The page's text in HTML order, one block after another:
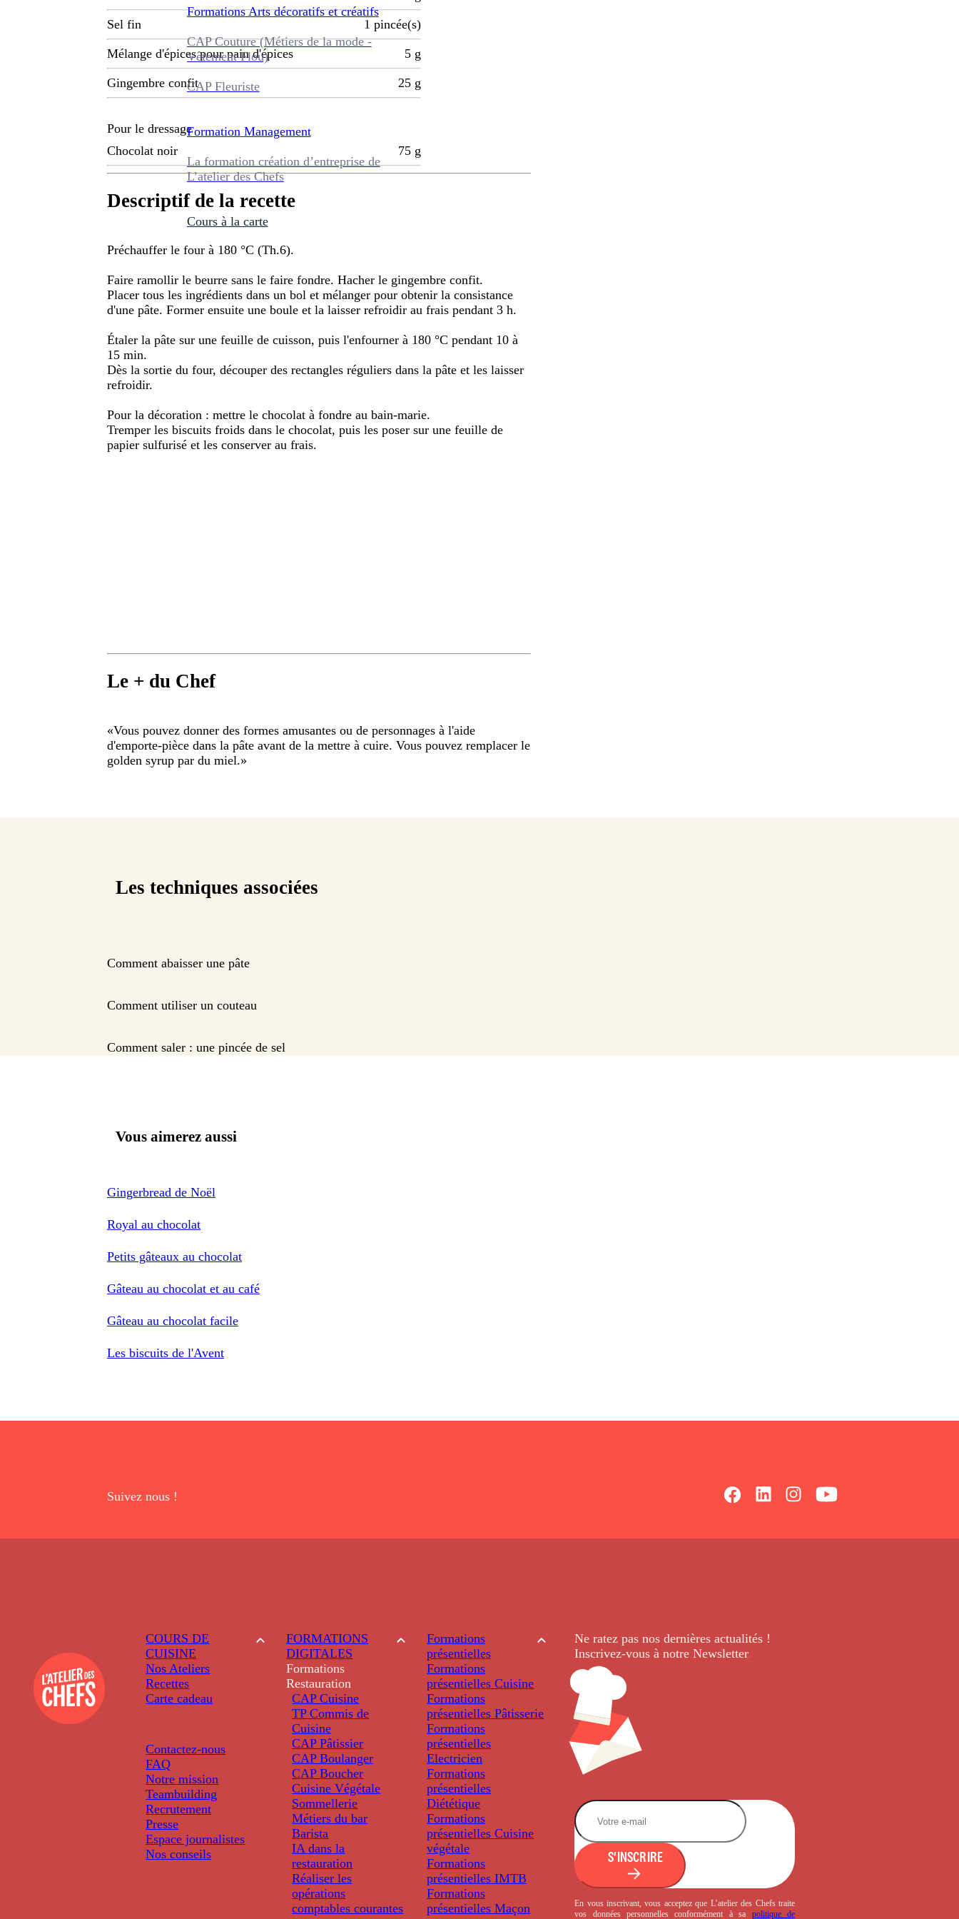
Formations Arts décoratifs et créatifs
CAP Couture (Métiers de la mode -
Vêtement Flou)
CAP Fleuriste
Formation Management
La formation création d’entreprise de
L’atelier des Chefs
Cours à la carte
Sel fin 1 pincée(s)
Mélange d'épices pour pain d'épices 5 g
Gingembre confit 25 g
Pour le dressage
Chocolat noir
75 g
Descriptif de la recette
Préchauffer le four à 180 °C (Th.6).
Faire ramollir le beurre sans le faire fondre. Hacher le gingembre confit.
Placer tous les ingrédients dans un bol et mélanger pour obtenir la consistance
d'une pâte. Former ensuite une boule et la laisser refroidir au frais pendant 3 h.
Étaler la pâte sur une feuille de cuisson, puis l'enfourner à 180 °C pendant 10 à
15 min.
Dès la sortie du four, découper des rectangles réguliers dans la pâte et les laisser
refroidir.
Pour la décoration : mettre le chocolat à fondre au bain-marie.
Tremper les biscuits froids dans le chocolat, puis les poser sur une feuille de
papier sulfurisé et les conserver au frais.
Le + du Chef
«Vous pouvez donner des formes amusantes ou de personnages à l'aide
d'emporte-pièce dans la pâte avant de la mettre à cuire. Vous pouvez remplacer le
golden syrup par du miel.»
Les techniques associées
Comment abaisser une pâte
Comment utiliser un couteau
Comment saler : une pincée de sel
Vous aimerez aussi
Gingerbread de Noël
Royal au chocolat
Petits gâteaux au chocolat
Gâteau au chocolat et au café
Gâteau au chocolat facile
Les biscuits de l'Avent
Suivez nous !
COURS DE
CUISINE
Nos Ateliers
Recettes
Carte cadeau
Contactez-nous
FAQ
Notre mission
Teambuilding
Recrutement
Presse
Espace journalistes
Nos conseils
FORMATIONS
DIGITALES
Formations
Restauration
CAP Cuisine
TP Commis de
Cuisine
CAP Pâtissier
CAP Boulanger
CAP Boucher
Cuisine Végétale
Sommellerie
Métiers du bar
Barista
IA dans la
restauration
Réaliser les
opérations
comptables courantes
Formations
présentielles
Formations
présentielles Cuisine
Formations
présentielles Pâtisserie
Formations
présentielles
Electricien
Formations
présentielles
Diététique
Formations
présentielles Cuisine
végétale
Formations
présentielles IMTB
Formations
présentielles Maçon
Ne ratez pas nos dernièresactualités !
Inscrivez-vous à notre Newsletter.
S'INSCRIRE
En vous inscrivant, vous acceptez que L’atelier des Chefs traite
vos données personnelles conformément à sa politique de